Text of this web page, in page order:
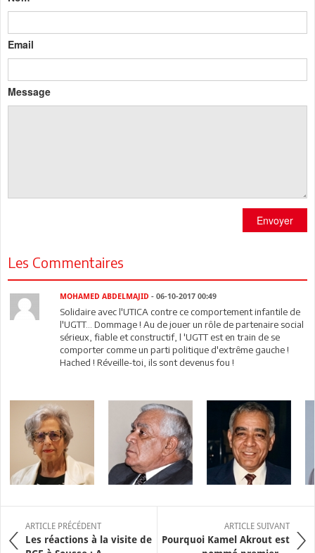
Email
Message
Envoyer
Les Commentaires
MOHAMED ABDELMAJID - 06-10-2017 00:49
Solidaire avec l'UTICA contre ce comportement infantile de
l'UGTT... Dommage ! Au de jouer un rôle de partenaire social
sérieux, fiable et constructif, l 'UGTT est en train de se
comporter comme un parti politique d'extrême gauche !
Hached ! Réveille-toi, ils sont devenus fou !
ARTICLE PRÉCÉDENT
Les réactions à la visite de
ARTICLE SUIVANT
Pourquoi Kamel Akrout est